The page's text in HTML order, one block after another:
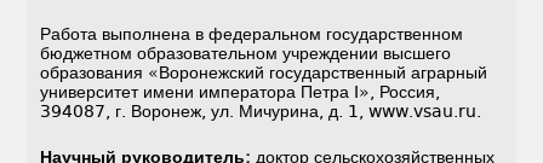
Работа выполнена в федеральном государственном
бюджетном образовательном учреждении высшего
образования «Воронежский государственный аграрный
университет имени императора Петра I», Россия,
394087, г. Воронеж, ул. Мичурина, д. 1, www.vsau.ru.
Научный руководитель: доктор сельскохозяйственных